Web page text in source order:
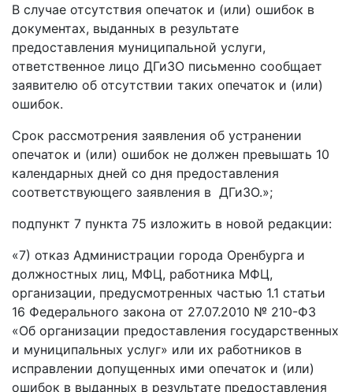
В случае отсутствия опечаток и (или) ошибок в
документах, выданных в результате
предоставления муниципальной услуги,
ответственное лицо ДГиЗО письменно сообщает
заявителю об отсутствии таких опечаток и (или)
ошибок.
Срок рассмотрения заявления об устранении
опечаток и (или) ошибок не должен превышать 10
календарных дней со дня предоставления
соответствующего заявления в ДГиЗО.»;
подпункт 7 пункта 75 изложить в новой редакции:
«7) отказ Администрации города Оренбурга и
должностных лиц, МФЦ, работника МФЦ,
организации, предусмотренных частью 1.1 статьи
16 Федерального закона от 27.07.2010 № 210-ФЗ
«Об организации предоставления государственных
и муниципальных услуг» или их работников в
исправлении допущенных ими опечаток и (или)
ошибок в выданных в результате предоставления